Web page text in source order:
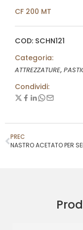
CF 200 MT
COD: SCHN121
Categoria:
ATTREZZATURE,
Condividi:
PREC